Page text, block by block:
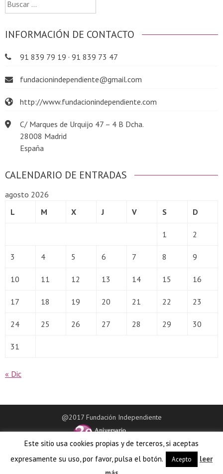
INFORMACIÓN DE CONTACTO
91 839 79 19 · 91 839 73 47
fundacionindependiente@gmail.com
http://www.fundacionindependiente.com
C/ Marques de Urquijo 47 – 4 B Dcha.
28008 Madrid
España
CALENDARIO DE ENTRADAS
agosto 2026
L
M X J V S D
1 2
3 4 5 6 7 8 9
10 11 12 13 14 15 16
17 18 19 20 21 22 23
24 25 26 27 28 29 30
31
« Dic
@2017 Fundación Independiente
Este sitio usa cookies propias y de terceros, si aceptas
expresamente su uso, por favor, pulsa el botón.
Acepto
leer